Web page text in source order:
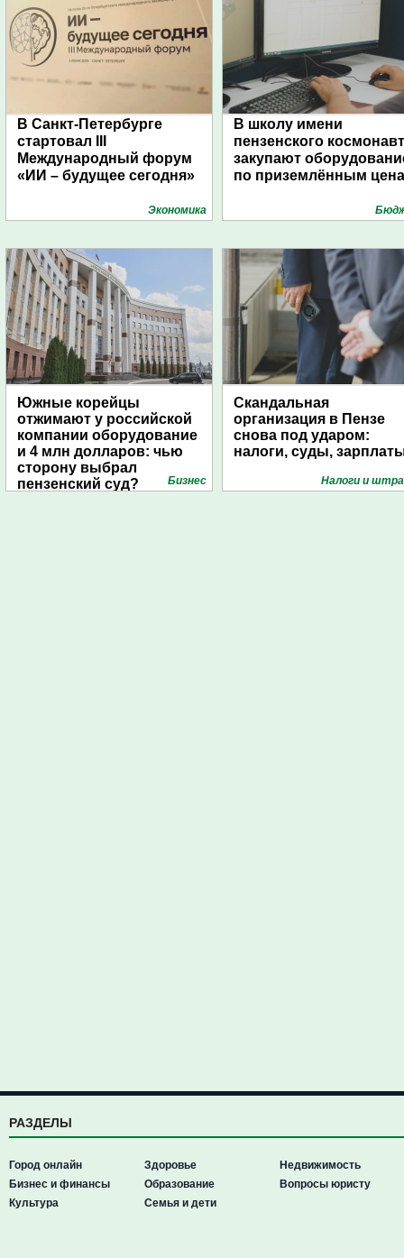
В Санкт-Петербурге
стартовал III
Международный форум
«ИИ – будущее сегодня»
Экономика
В школу имени
пензенского
закупают
по приземлённым
Южные корейцы
отжимают у российской
компании оборудование
и 4 млн долларов: чью
сторону выбрал
пензенский суд?
Бизнес
Скандальная
организация в Пензе
снова под ударом:
налоги, суды,
Налоги и
РАЗДЕЛЫ
Город онлайн
Бизнес и финансы
Культура
Здоровье
Образование
Семья и дети
Недвижимость
Вопросы юристу